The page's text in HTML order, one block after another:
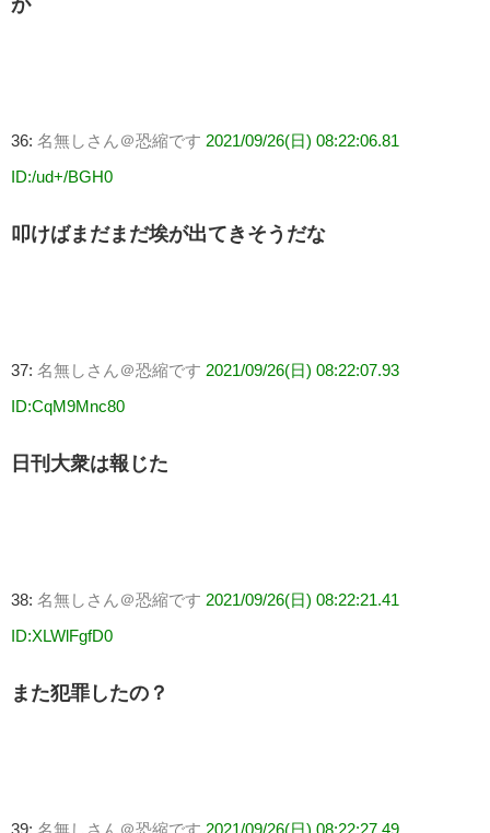
36: 名無しさん＠恐縮です 2021/09/26(日) 08:22:06.81
ID:/ud+/BGH0
叩けばまだまだ埃が出てきそうだな
37: 名無しさん＠恐縮です 2021/09/26(日) 08:22:07.93
ID:CqM9Mnc80
日刊大衆は報じた
38: 名無しさん＠恐縮です 2021/09/26(日) 08:22:21.41
ID:XLWlFgfD0
また犯罪したの？
39: 名無しさん＠恐縮です 2021/09/26(日) 08:22:27.49